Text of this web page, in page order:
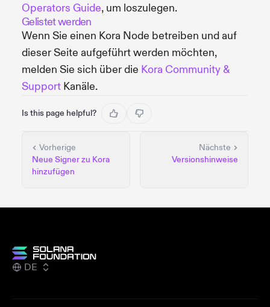
Operators Guide, um loszulegen.
Gelistet werden
Wenn Sie einen Kora Node betreiben und auf
dieser Seite aufgeführt werden möchten,
melden Sie sich über die Kora Community &
Support Kanäle.
Is this page helpful?
Vorherige
Neue Signer zu Kora
hinzufügen
Nächste
Versionshinweise
DE